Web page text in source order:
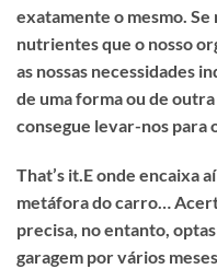
exatamente o mesmo.
nutrientes que o nosso
as nossas necessidades
de uma forma ou de
consegue levar-nos para
That’s it.E onde encaixa
metáfora do carro…
precisa, no entanto,
garagem por vários